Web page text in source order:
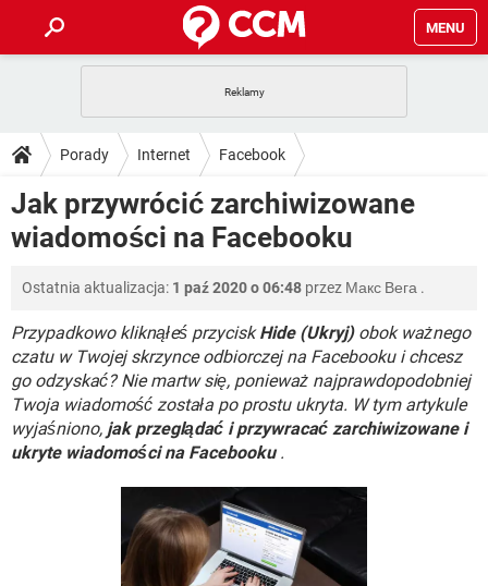
MENU
GRY WHATSAPP
SPOTIFY NETFLIX
INSTAGRAM FACEBOOK
PORADY
PlayStation TIKTOK
GRY WHATSAPP
INSTAGRAM FACEBOOK
WINDOWS 10
DO POBRANIA
ANDROID TIKTOK
INSTAGRAM FACEBOOK
WINDOWS 10
FORUM
COVID-19 TIKTOK
GRY WHATSAPP
SPOTIFY NETFLIX
INSTAGRAM FACEBOOK
WINDOWS 10
COVID-19 TIKTOK
GRY WHATSAPP
SPOTIFY
INSTAGRAM FACEBOOK
Porady Internet Facebook
Jak przywrócić zarchiwizowane
wiadomości na Facebooku
Ostatnia aktualizacja: 1 paź 2020 o 06:48 przez Макс Вега .
Przypadkowo kliknąłeś przyciskHide (Ukryj)obok ważnego
czatu w Twojej skrzynce odbiorczej na Facebooku i chcesz
go odzyskać? Nie martw się, ponieważ najprawdopodobniej
Twoja wiadomość została po prostu ukryta. W tym artykule
wyjaśniono, jak przeglądać i przywracać zarchiwizowane i
ukryte wiadomości na Facebooku.